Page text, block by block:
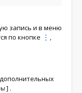
запись и в меню
по кнопке
,
] .